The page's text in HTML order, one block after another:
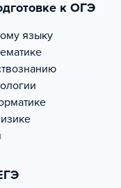
к ОГЭ
языку